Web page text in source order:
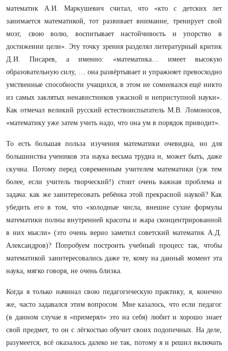
математик А.И. Маркушевич считал, что «кто с детских лет
занимается математикой, тот развивает внимание, тренирует свой
мозг, свою волю, воспитывает настойчивость и упорство в
достижении цели». Эту точку зрения разделял литературный критик
Д.И. Писарев, а именно: «математика… имеет высокую
образовательную силу, … она развёртывает и упражняет превосходно
умственные способности учащихся, в этом не сомневался ещё никто
из самых заклятых ненавистников ужасной и неприступной науки».
Как отмечал великий русский естествоиспытатель М.В. Ломоносов,
«математику уже затем учить надо, что она ум в порядок приводит».
То есть большая польза изучения математики очевидна, но для
большинства учеников эта наука весьма трудна и, может быть, даже
скучна. Потому перед современным учителем математики (уж тем
более, если учитель творческий!) стоит очень важная проблема и
задача: как же заинтересовать ребёнка этой прекрасной наукой? Как
убедить его в том, что «холодные числа, внешне сухие формулы
математики полны внутренней красоты и жара сконцентрированной
в них мысли» (это очень верно заметил советский математик А.Д.
Александров)? Попробуем построить учебный процесс так, чтобы
математикой заинтересовались даже те, кому на данный момент эта
наука, мягко говоря, не очень близка.
Когда я только начинал свою педагогическую практику, я, конечно
же, часто задавался этим вопросом. Мне казалось, что если педагог
(в данном случае я «примерял» это на себя) любит и хорошо знает
свой предмет, то он с лёгкостью обучит своих подопечных. На деле,
разумеется, всё оказалось далеко не так, потому я и решил включать